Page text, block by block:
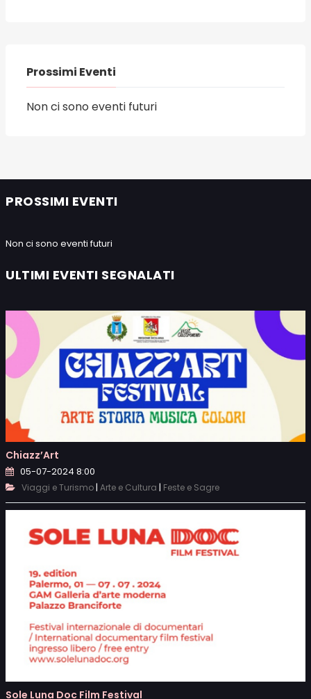
Prossimi Eventi
Non ci sono eventi futuri
PROSSIMI EVENTI
Non ci sono eventi futuri
ULTIMI EVENTI SEGNALATI
Chiazz’Art
05-07-2024 8:00
Viaggi e Turismo| Arte e Cultura | Feste e Sagre
Sole Luna Doc Film Festival